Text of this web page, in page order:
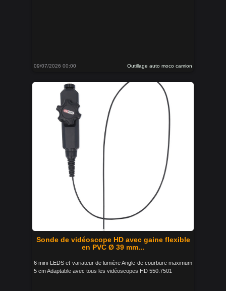
09/07/2026 00:00 Outillage auto moco camion
Sonde de vidéoscope HD avec gaine flexible
en PVC Ø 39 mm...
6 mini-LEDS et variateur de lumière Angle de courbure maximum
5 cm Adaptable avec tous les vidéoscopes HD 550.7501